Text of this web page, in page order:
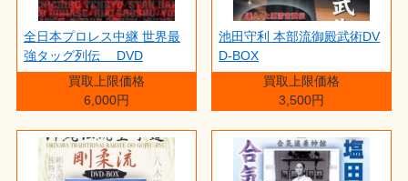
全日本プロレス中継 世界最
強タッグ列伝 DVD
買取上限価格
6,000円
池田守利 本部流御殿武術DV
D-BOX
買取上限価格
3,500円